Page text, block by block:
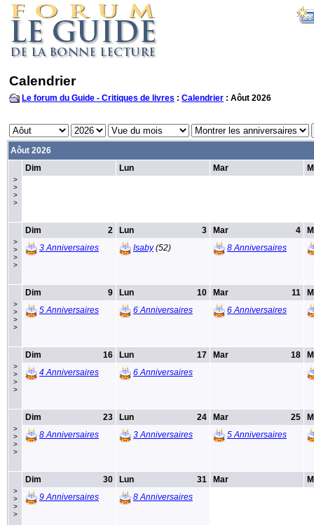
Calendrier
Le forum du Guide - Critiques de livres : Calendrier : Aôut 2026
Aôut 2026
>
>
>
>
Dim Lun Mar
>
>
>
>
2
Dim
3 Anniversaires
3
Lun
Isaby(52)
4
Mar
8 Anniversaires
>
>
>
>
9
Dim
5 Anniversaires
10
Lun
6 Anniversaires
11
Mar
6 Anniversaires
>
>
>
>
16
Dim
4 Anniversaires
17
Lun
6 Anniversaires
18
Mar
>
>
>
>
23
Dim
8 Anniversaires
24
Lun
3 Anniversaires
25
Mar
5 Anniversaires
>
>
>
>
30
Dim
9 Anniversaires
31
Lun
8 Anniversaires
Mar